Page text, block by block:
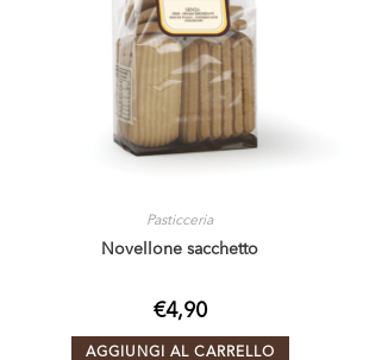
Pasticceria
Novellone sacchetto
€4,90
AGGIUNGI AL CARRELLO